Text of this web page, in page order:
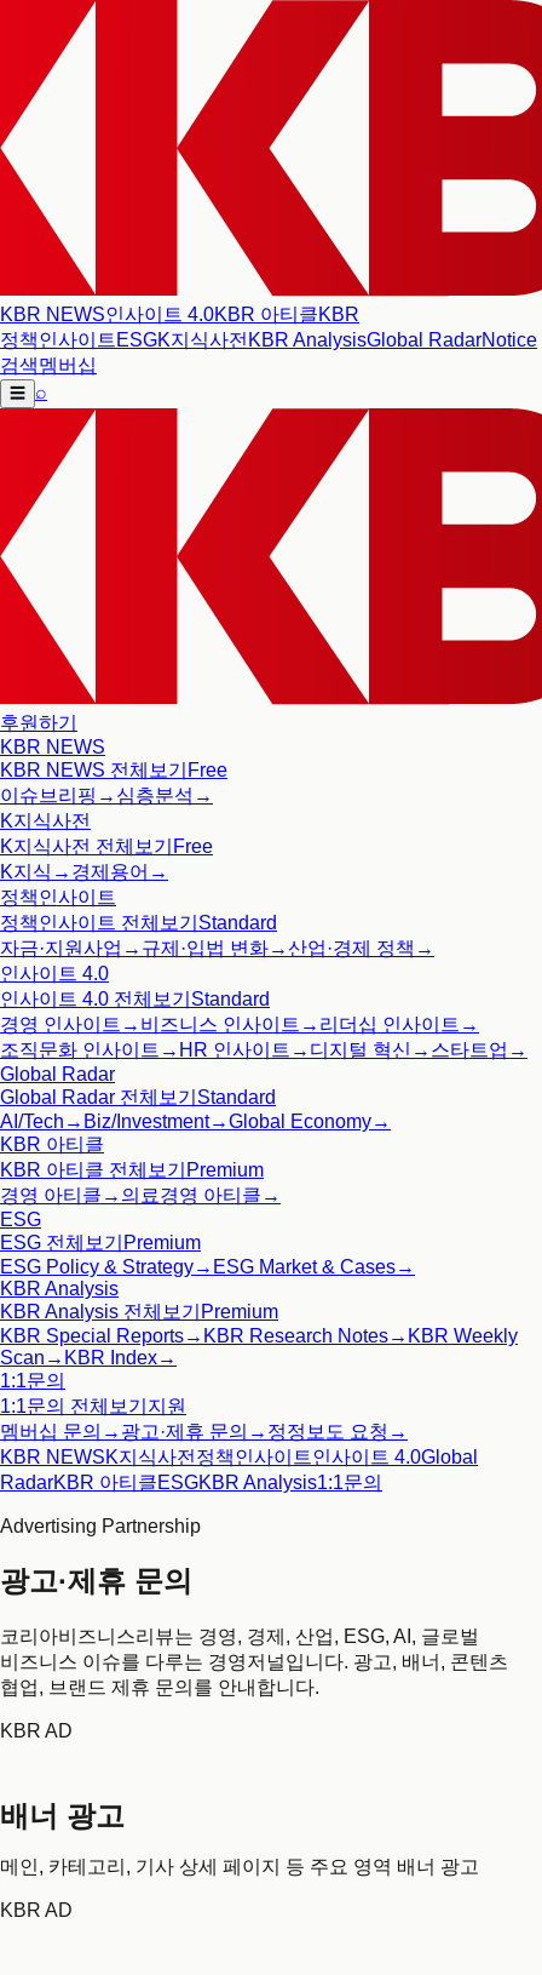
KBR NEWS인사이트 4.0KBR 아티클KBR
정책인사이트 ESGK지식사전 KBR AnalysisGlobal RadarNotice
검색멤버십
☰ ⌕
후원하기
KBR NEWS
KBR NEWS 전체보기 Free
이슈브리핑 → 심층분석 →
K지식사전
K지식사전 전체보기 Free
K지식 → 경제용어 →
정책인사이트
정책인사이트 전체보기 Standard
자금·지원사업 → 규제·입법 변화→산업·경제 정책 →
인사이트 4.0
인사이트 4.0 전체보기 Standard
경영 인사이트 → 비즈니스 인사이트 → 리더십 인사이트 →
조직문화 인사이트 → HR 인사이트 → 디지털 혁신 → 스타트업 →
Global Radar
Global Radar 전체보기 Standard
AI/Tech → Biz/Investment→Global Economy→
KBR 아티클
KBR 아티클 전체보기 Premium
경영 아티클 → 의료경영 아티클 →
ESG
ESG 전체보기 Premium
ESG Policy & Strategy→ ESG Market & Cases→
KBR Analysis
KBR Analysis 전체보기 Premium
KBR Special Reports→ KBR Research Notes→ KBR Weekly
Scan → KBR Index→
1:1문의
1:1문의 전체보기 지원
멤버십 문의 → 광고·제휴 문의 → 정정보도 요청 →
KBR NEWSK지식사전 정책인사이트인사이트 4.0Global
RadarKBR 아티클ESGKBR Analysis1:1문의
Advertising Partnership
광고·제휴 문의
코리아비즈니스리뷰는 경영, 경제, 산업, ESG, AI, 글로벌
비즈니스 이슈를 다루는 경영저널입니다. 광고, 배너, 콘텐츠
협업, 브랜드 제휴 문의를 안내합니다.
KBR AD
배너 광고
메인, 카테고리, 기사 상세 페이지 등 주요 영역 배너 광고
KBR AD